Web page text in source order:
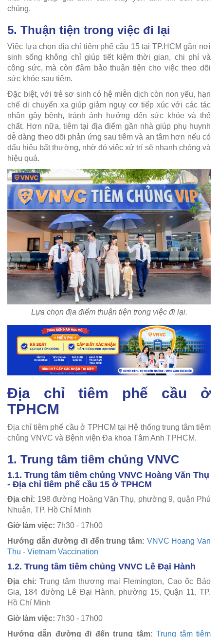
chủng.
5. Thuận tiện trong việc đi lại
Việc lựa chọn địa chỉ tiêm phế cầu 15 tại TP.HCM gần nơi
sinh sống không chỉ giúp tiết kiệm thời gian, chi phí và
công sức, mà còn đảm bảo thuận tiện cho việc theo dõi
sức khỏe sau tiêm.
Đặc biệt, với trẻ sơ sinh có hệ miễn dịch còn non yếu, hạn
chế di chuyển xa giúp giảm nguy cơ tiếp xúc với các tác
nhân gây bệnh, tránh ảnh hưởng đến sức khỏe và thể
chất. Hơn nữa, tiêm tại địa điểm gần nhà giúp phụ huynh
dễ dàng theo dõi phản ứng sau tiêm và an tâm hơn nếu có
dấu hiệu bất thường, nhờ đó việc xử trí sẽ nhanh chóng và
hiệu quả.
Lựa chọn địa điểm thuận tiện trong việc đi lại.
Địa chỉ tiêm phế cầu ở
TPHCM
Địa chỉ tiêm phế cầu ở TPHCM tại Hệ thống trung tâm tiêm
chủng VNVC và Bệnh viện Đa khoa Tâm Anh TPHCM.
1. Trung tâm tiêm chủng VNVC
1.1. Trung tâm tiêm chủng VNVC Hoàng Văn Thụ
- Địa chỉ tiêm phế cầu 15 ở TPHCM
Địa chỉ: 198 đường Hoàng Văn Thụ, phường 9, quận Phú
Nhuận, TP. Hồ Chí Minh
Giờ làm việc: 7h30 - 17h00
Hướng dẫn đường đi đến trung tâm: VNVC Hoang Van
Thu - Vietnam Vaccination
1.2. Trung tâm tiêm chủng VNVC Lê Đại Hành
Địa chỉ:Trung tâm thương mại Flemington, Cao ốc Bảo
Gia, 184 đường Lê Đại Hành, phường 15, Quận 11, TP.
Hồ Chí Minh
Giờ làm việc: 7h30 - 17h00
Hướng dẫn đường đi đến trung tâm:Trung tâm tiêm